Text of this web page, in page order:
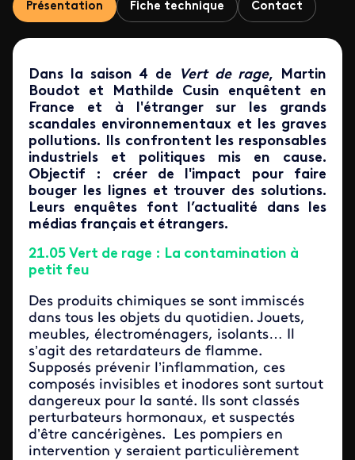
Présentation Fiche technique Contact
Dans la saison 4 de Vert de rage, Martin
Boudot et Mathilde Cusin enquêtent en
France et à l'étranger sur les grands
scandales environnementaux et les graves
pollutions. Ils confrontent les responsables
industriels et politiques mis en cause.
Objectif : créer de l'impact pour faire
bouger les lignes et trouver des solutions.
Leurs enquêtes font l’actualité dans les
médias français et étrangers.
21.05 Vert de rage : La contamination à
petit feu
Des produits chimiques se sont immiscés
dans tous les objets du quotidien. Jouets,
meubles, électroménagers, isolants… Il
s’agit des retardateurs de flamme.
Supposés prévenir l’inflammation, ces
composés invisibles et inodores sont surtout
dangereux pour la santé. Ils sont classés
perturbateurs hormonaux, et suspectés
d’être cancérigènes. Les pompiers en
intervention y seraient particulièrement